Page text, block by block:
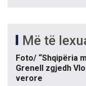
Më të
Foto/ “Shqipëria
Grenell zgjedh
verore